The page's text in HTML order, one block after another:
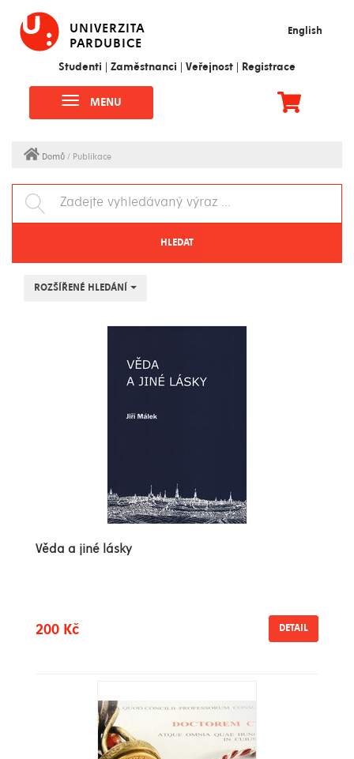
UNIVERZITA
PARDUBICE
English
Studenti Zaměstnanci Veřejnost Registrace
MENU
Domů / Publikace
HLEDAT
ROZŠÍŘENÉ HLEDÁNÍ
Věda a jiné lásky
200 Kč DETAIL